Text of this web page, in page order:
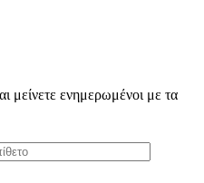
μείνετε ενημερωμένοι με τα